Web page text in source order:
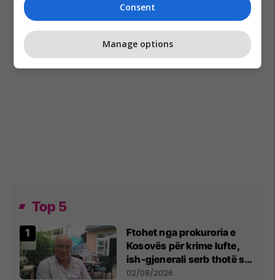
Top 5
Ftohet nga prokuroria e
Kosovës për krime lufte,
ish-gjenerali serb thotë se
dikush e tradhtoi në
02/08/2026
Consent
Manage options